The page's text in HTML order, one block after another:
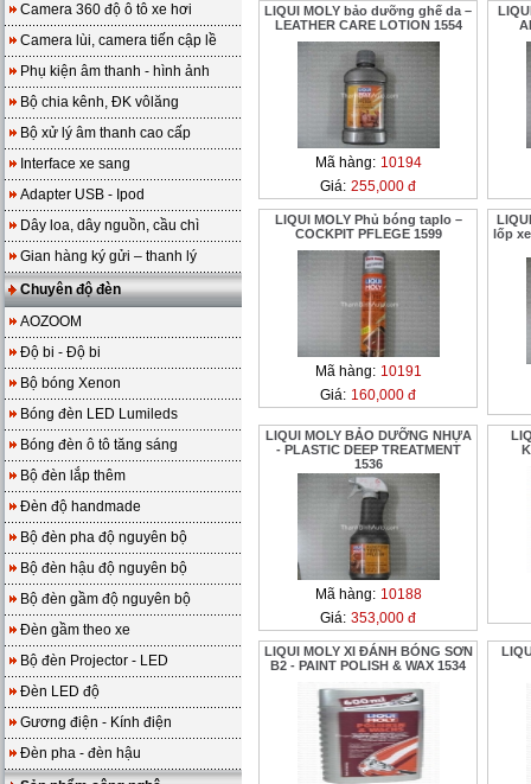
Camera 360 độ ô tô xe hơi
Camera lùi, camera tiến cập lề
Phụ kiện âm thanh - hình ảnh
Bộ chia kênh, ĐK vôlăng
Bộ xử lý âm thanh cao cấp
Interface xe sang
Adapter USB - Ipod
Dây loa, dây nguồn, cầu chì
Gian hàng ký gửi – thanh lý
Chuyên độ đèn
AOZOOM
Độ bi - Độ bi
Bộ bóng Xenon
Bóng đèn LED Lumileds
Bóng đèn ô tô tăng sáng
Bộ đèn lắp thêm
Đèn độ handmade
Bộ đèn pha độ nguyên bộ
Bộ đèn hậu độ nguyên bộ
Bộ đèn gầm độ nguyên bộ
Đèn gầm theo xe
Bộ đèn Projector - LED
Đèn LED độ
Gương điện - Kính điện
Đèn pha - đèn hậu
LIQUI MOLY bảo dưỡng ghế da –
LEATHER CARE LOTION 1554
Mã hàng: 10194
Giá: 255,000 đ
LIQUI MOLY Phủ bóng taplo –
COCKPIT PFLEGE 1599
Mã hàng: 10191
Giá: 160,000 đ
lốp
LIQUI MOLY BẢO DƯỠNG NHỰA
- PLASTIC DEEP TREATMENT
1536
Mã hàng: 10188
Giá: 353,000 đ
LIQUI MOLY XI ĐÁNH BÓNG SƠN
B2 - PAINT POLISH & WAX 1534